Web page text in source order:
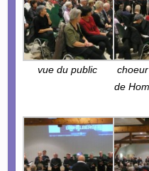
vue du public
de